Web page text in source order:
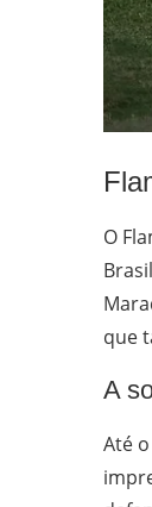
O
que
A
Até